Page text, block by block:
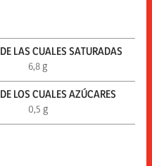
DE LAS CUALES SATURADAS
6,8 g
DE LOS CUALES AZÚCARES
0,5 g